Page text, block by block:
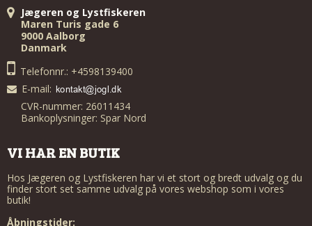
Jægeren og Lystfiskeren
Maren Turis gade 6
9000 Aalborg
Danmark
Telefonnr.: +4598139400
E-mail:
CVR-nummer: 26011434
Bankoplysninger: Spar Nord
VI HAR EN BUTIK
Hos Jægeren og Lystfiskeren har vi et stort og bredt udvalg og du
finder stort set samme udvalg på vores webshop som i vores
butik!
Åbningstider: